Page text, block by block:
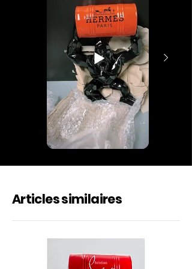
Articles similaires